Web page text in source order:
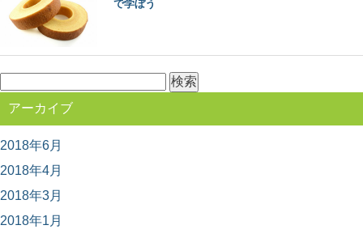
で学ぼう
索:
アーカイブ
2018年6月
2018年4月
2018年3月
2018年1月